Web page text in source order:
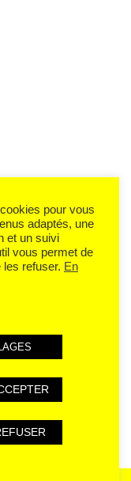
pour vous
adaptés, une
et un suivi
vous permet de
les refuser. En